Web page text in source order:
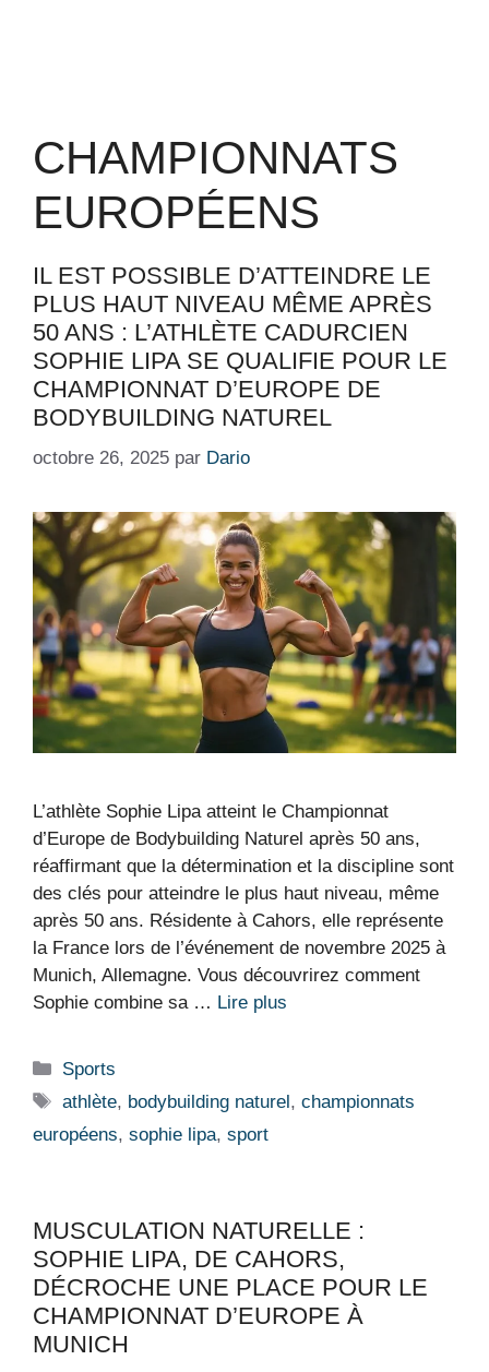
CHAMPIONNATS
EUROPÉENS
IL EST POSSIBLE D’ATTEINDRE LE
PLUS HAUT NIVEAU MÊME APRÈS
50 ANS : L’ATHLÈTE CADURCIEN
SOPHIE LIPA SE QUALIFIE POUR LE
CHAMPIONNAT D’EUROPE DE
BODYBUILDING NATUREL
octobre 26, 2025 par Dario
L’athlète Sophie Lipa atteint le Championnat
d’Europe de Bodybuilding Naturel après 50 ans,
réaffirmant que la détermination et la discipline sont
des clés pour atteindre le plus haut niveau, même
après 50 ans. Résidente à Cahors, elle représente
la France lors de l’événement de novembre 2025 à
Munich, Allemagne. Vous découvrirez comment
Sophie combine sa … Lire plus
Catégories
Sports
Étiquettes
athlète, bodybuilding naturel ,championnats
européens, sophie lipa, sport
MUSCULATION NATURELLE :
SOPHIE LIPA, DE CAHORS,
DÉCROCHE UNE PLACE POUR LE
CHAMPIONNAT D’EUROPE À
MUNICH